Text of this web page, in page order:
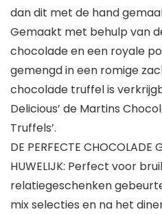
dan dit met de hand
Gemaakt met behulp van
chocolade en een royale
gemengd in een romige
chocolade truffel is
Delicious’ de Martins
Truffels’.
DE PERFECTE CHOCOLADE
HUWELIJK: Perfect voor
relatiegeschenken
mix selecties en na het